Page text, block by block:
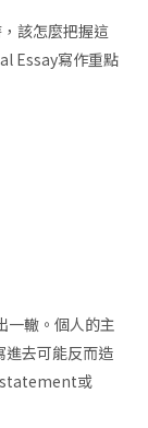
該怎麼把握這
Essay寫作重點
一轍。個人的主
進去可能反而造
statement或